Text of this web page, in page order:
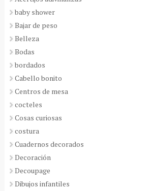
baby shower
Bajar de peso
Belleza
Bodas
bordados
Cabello bonito
Centros de mesa
cocteles
Cosas curiosas
costura
Cuadernos decorados
Decoración
Decoupage
Dibujos infantiles